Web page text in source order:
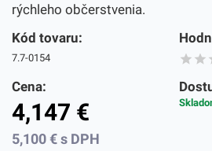
rýchleho občerstvenia.
Kód tovaru:
7.7-0154
Cena:
4,147 €
5,100€ s DPH